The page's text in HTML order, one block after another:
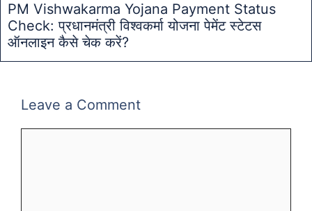
PM Vishwakarma Yojana Payment Status
Check: प्रधानमंत्री विश्वकर्मा योजना पेमेंट स्टेटस
ऑनलाइन कैसे चेक करें?
Leave a Comment